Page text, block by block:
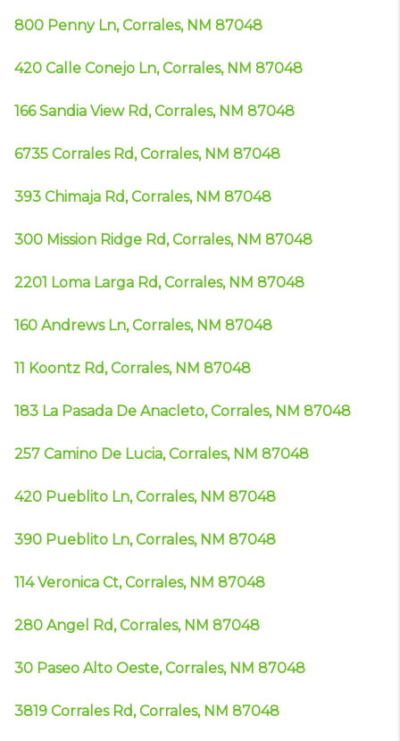
800 Penny Ln, Corrales, NM 87048
420 Calle Conejo Ln, Corrales, NM 87048
166 Sandia View Rd, Corrales, NM 87048
6735 Corrales Rd, Corrales, NM 87048
393 Chimaja Rd, Corrales, NM 87048
300 Mission Ridge Rd, Corrales, NM 87048
2201 Loma Larga Rd, Corrales, NM 87048
160 Andrews Ln, Corrales, NM 87048
11 Koontz Rd, Corrales, NM 87048
183 La Pasada De Anacleto, Corrales, NM 87048
257 Camino De Lucia, Corrales, NM 87048
420 Pueblito Ln, Corrales, NM 87048
390 Pueblito Ln, Corrales, NM 87048
114 Veronica Ct, Corrales, NM 87048
280 Angel Rd, Corrales, NM 87048
30 Paseo Alto Oeste, Corrales, NM 87048
3819 Corrales Rd, Corrales, NM 87048